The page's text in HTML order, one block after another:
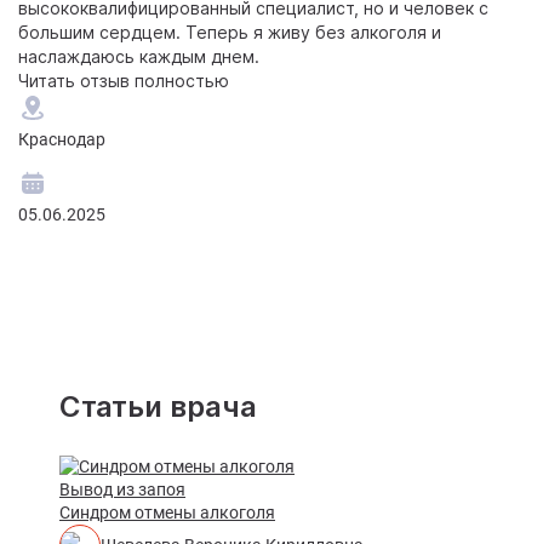
высококвалифицированный специалист, но и человек с
большим сердцем. Теперь я живу без алкоголя и
наслаждаюсь каждым днем.
Читать отзыв полностью
Краснодар
05.06.2025
Статьи врача
Вывод из запоя
Синдром отмены алкоголя